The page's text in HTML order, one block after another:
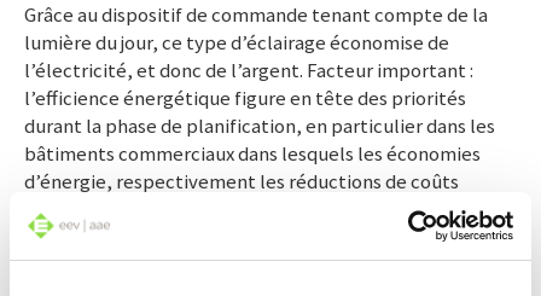
Grâce au dispositif de commande tenant compte de la
lumière du jour, ce type d’éclairage économise de
l’électricité, et donc de l’argent. Facteur important :
l’efficience énergétique figure en tête des priorités
durant la phase de planification, en particulier dans les
bâtiments commerciaux dans lesquels les économies
d’énergie, respectivement les réductions de coûts
jouent un rôle encore plus important. Un concept
d’éclairage intelligent représente donc un gain
substantiel à plusieurs égards.